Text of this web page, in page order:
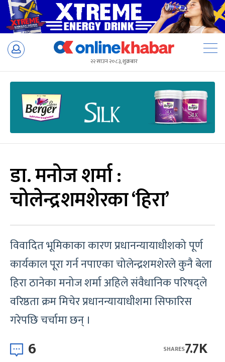
Skip
२२ साउन २०८३, शुक्रबार
डा. मनोज शर्मा :
चोलेन्द्रशमशेरका ‘हिरा’
विवादित भूमिकाका कारण प्रधानन्यायाधीशको पूर्ण
कार्यकाल पूरा गर्न नपाएका चोलेन्द्रशमशेरले कुनै बेला
हिरा ठानेका मनोज शर्मा अहिले संवैधानिक परिषद्ले
वरिष्ठता क्रम मिचेर प्रधानन्यायाधीशमा सिफारिस
गरेपछि चर्चामा छन् ।
6 7.7K
SHARES